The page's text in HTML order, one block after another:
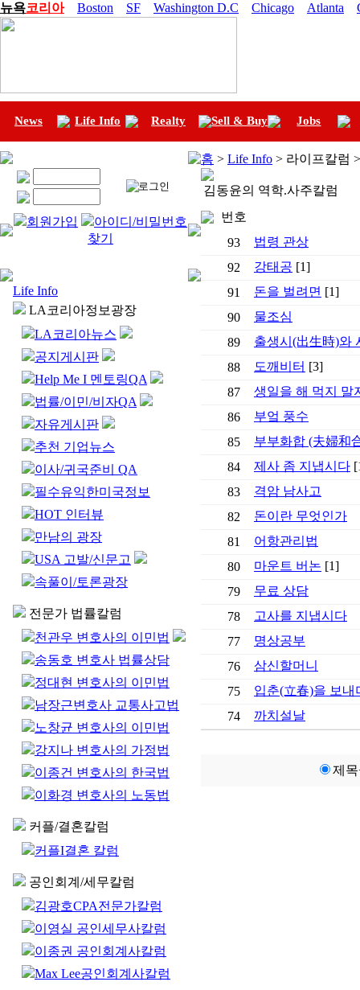
뉴욕코리아 Boston SF Washington D.C Chicago Atlanta
News Life Info Realty Sell & Buy Jobs
회원가입
아이디/비밀번호
찾기
Life Info
LA코리아정보광장
LA코리아뉴스
공지게시판
Help Me I 멘토링QA
법률/이민/비자QA
자유게시판
추천 기업뉴스
이사/귀국준비 QA
필수유익한미국정보
HOT 인터뷰
만남의 광장
USA 고발/신문고
속풀이/토론광장
전문가 법률칼럼
천관우 변호사의 이민법
송동호 변호사 법률상담
정대현 변호사의 이민법
남장근변호사 교통사고법
노창균 변호사의 이민법
강지나 변호사의 가정법
이종건 변호사의 한국법
이화경 변호사의 노동법
커플/결혼칼럼
커플I결혼 칼럼
공인회계/세무칼럼
김광호CPA전문가칼럼
이영실 공인세무사칼럼
이종권 공인회계사칼럼
Max Lee공인회계사칼럼
홈 > Life Info > 라이프칼럼
김동윤의 역학.사주칼럼
번호
93
법령 관상
92
강태공 [1]
91
돈을 벌려면 [1]
90
물조심
89
출생시(出生時)와
88
도깨비터 [3]
87
생일을 해 먹지 말
86
부엌 풍수
85
부부화합 (夫婦和
84
제사 좀 지냅시다
83
격암 남사고
82
돈이란 무엇인가
81
어항관리법
80
마운트 버논 [1]
79
무료 상담
78
고사를 지냅시다
77
명상공부
76
삼신할머니
75
입춘(立春)을 보내
74
까치설날
제